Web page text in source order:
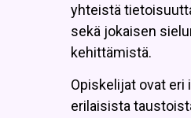
yhteistä
sekä jokaisen
kehittämistä.
Opiskelijat ovat eri
erilaisista